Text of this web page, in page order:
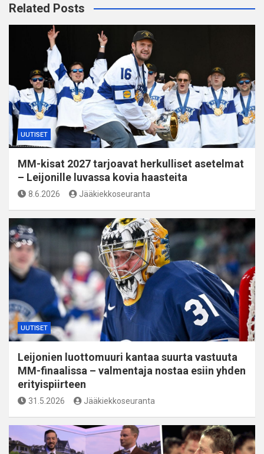
Related Posts
UUTISET
MM-kisat 2027 tarjoavat herkulliset asetelmat
– Leijonille luvassa kovia haasteita
8.6.2026 Jääkiekkoseuranta
UUTISET
Leijonien luottomuuri kantaa suurta vastuuta
MM-finaalissa – valmentaja nostaa esiin yhden
erityispiirteen
31.5.2026 Jääkiekkoseuranta